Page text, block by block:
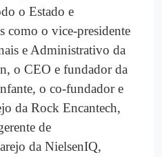
o Estado e
como o vice-presidente
e Administrativo da
o CEO e fundador da
o co-fundador e
da Rock Encantech,
de
da NielsenIQ,